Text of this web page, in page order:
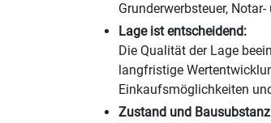
Grunderwerbsteuer,
Lage ist entscheidend:
Die Qualität der Lage
langfristige
Einkaufsmöglichkeiten
Zustand und